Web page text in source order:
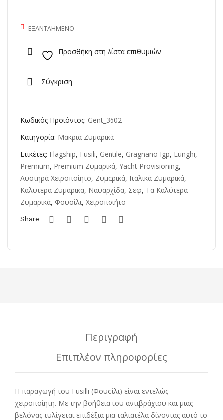
ΕΞΑΝΤΛΗΜΈΝΟ
Προσθήκη στη λίστα επιθυμιών
Σύγκριση
Κωδικός Προϊόντος: Gent_3602
Κατηγορία: Μακριά Ζυμαρικά
Ετικέτες: Flagship, Fusili, Gentile, Gragnano Igp, Lunghi,
Premium, Premium Ζυμαρικά, Yacht Provisioning,
Αυστηρά Χειροποίητο, Ζυμαρικά, Ιταλικά Ζυμαρικά,
Καλυτερα Ζυμαρικα, Ναυαρχίδα, Σεφ, Τα Καλύτερα
Ζυμαρικά, Φουσίλι, Χειροποιήτο
Share
Περιγραφή
Επιπλέον πληροφορίες
Η παραγωγή του Fusilli (Φουσίλι) είναι εντελώς
χειροποίητη. Με την βοήθεια του αντιβράχιου και μιας
βελόνας τυλίγεται επιδέξια μια ταλιατέλα δίνοντας αυτό το